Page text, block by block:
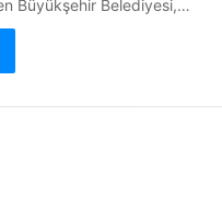
Büyükşehir Belediyesi,…